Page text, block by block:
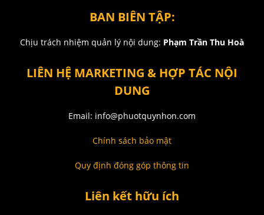
BAN BIÊN TẬP:
Chịu trách nhiệm quản lý nội dung: Phạm Trần Thu Hoà
LIÊN HỆ MARKETING & HỢP TÁC NỘI
DUNG
Email: info@phuotquynhon.com
Chính sách bảo mật
Quy định đóng góp thông tin
Liên kết hữu ích